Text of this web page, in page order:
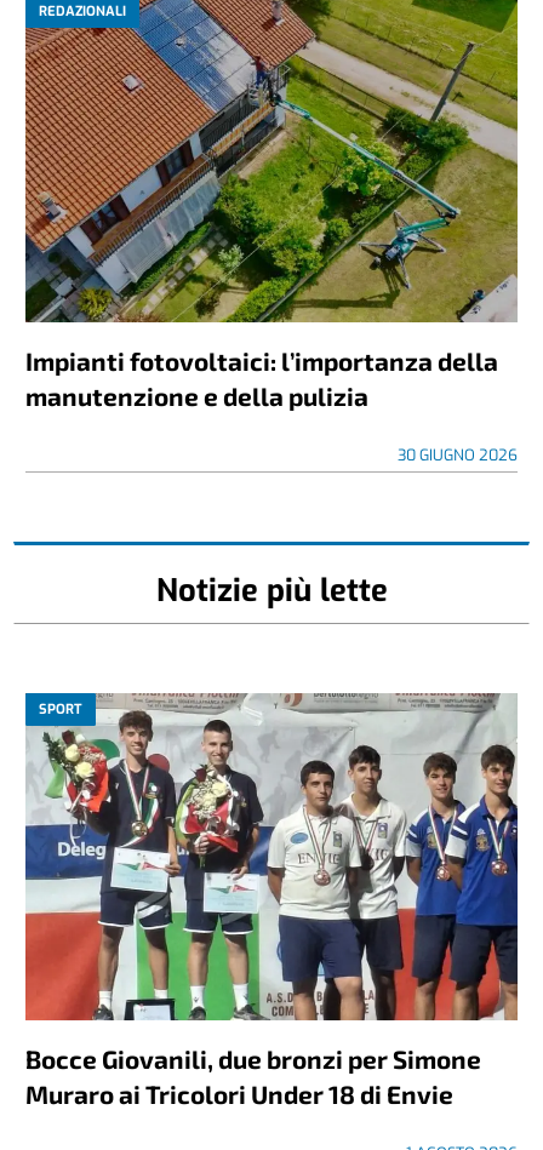
REDAZIONALI
Impianti fotovoltaici: l’importanza della
manutenzione e della pulizia
30 GIUGNO 2026
Notizie più lette
SPORT
Bocce Giovanili, due bronzi per Simone
Muraro ai Tricolori Under 18 di Envie